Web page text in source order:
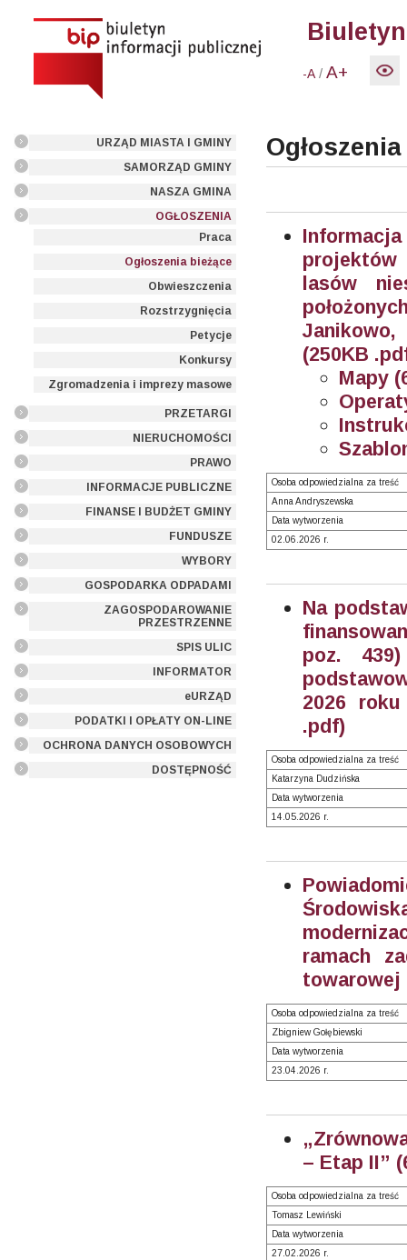
-A /A+
URZĄD MIASTA I GMINY
SAMORZĄD GMINY
NASZA GMINA
OGŁOSZENIA
Praca
Ogłoszenia bieżące
Obwieszczenia
Rozstrzygnięcia
Petycje
Konkursy
Zgromadzenia i imprezy masowe
PRZETARGI
NIERUCHOMOŚCI
PRAWO
INFORMACJE PUBLICZNE
FINANSE I BUDŻET GMINY
FUNDUSZE
WYBORY
GOSPODARKA ODPADAMI
ZAGOSPODAROWANIE
PRZESTRZENNE
SPIS ULIC
INFORMATOR
eURZĄD
PODATKI I OPŁATY ON-LINE
OCHRONA DANYCH OSOBOWYCH
DOSTĘPNOŚĆ
projektów
lasów
(250KB
Mapy
Osoba odpowiedzialna za treść
Anna Andryszewska
Data wytworzenia
02.06.2026 r.
Na
poz.
2026
.pdf)
Osoba odpowiedzialna za treść
Katarzyna Dudzińska
Data wytworzenia
14.05.2026 r.
ramach
towarowej
Osoba odpowiedzialna za treść
Zbigniew Gołębiewski
Data wytworzenia
23.04.2026 r.
– Etap II”
Osoba odpowiedzialna za treść
Tomasz Lewiński
Data wytworzenia
27.02.2026 r.